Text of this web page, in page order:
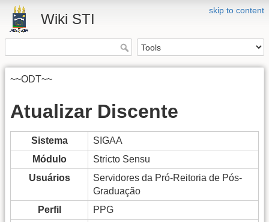
skip to content
Wiki STI
~~ODT~~
Atualizar Discente
Sistema
SIGAA
Módulo
Stricto Sensu
Usuários
Servidores da Pró-Reitoria de Pós-
Graduação
Perfil
PPG